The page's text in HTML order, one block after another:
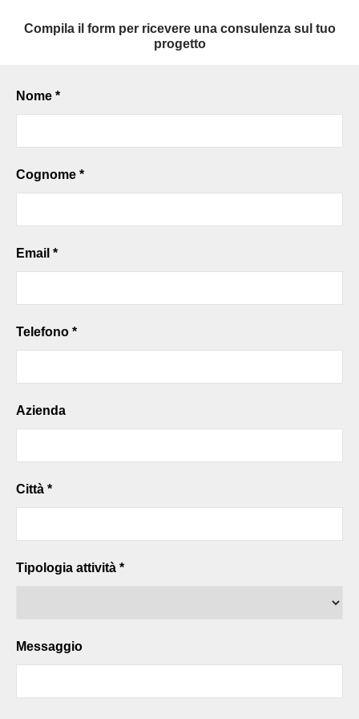
Compila il form per ricevere una consulenza sul tuo
progetto
Nome *
Cognome *
Email *
Telefono *
Azienda
Città *
Tipologia attività *
Messaggio